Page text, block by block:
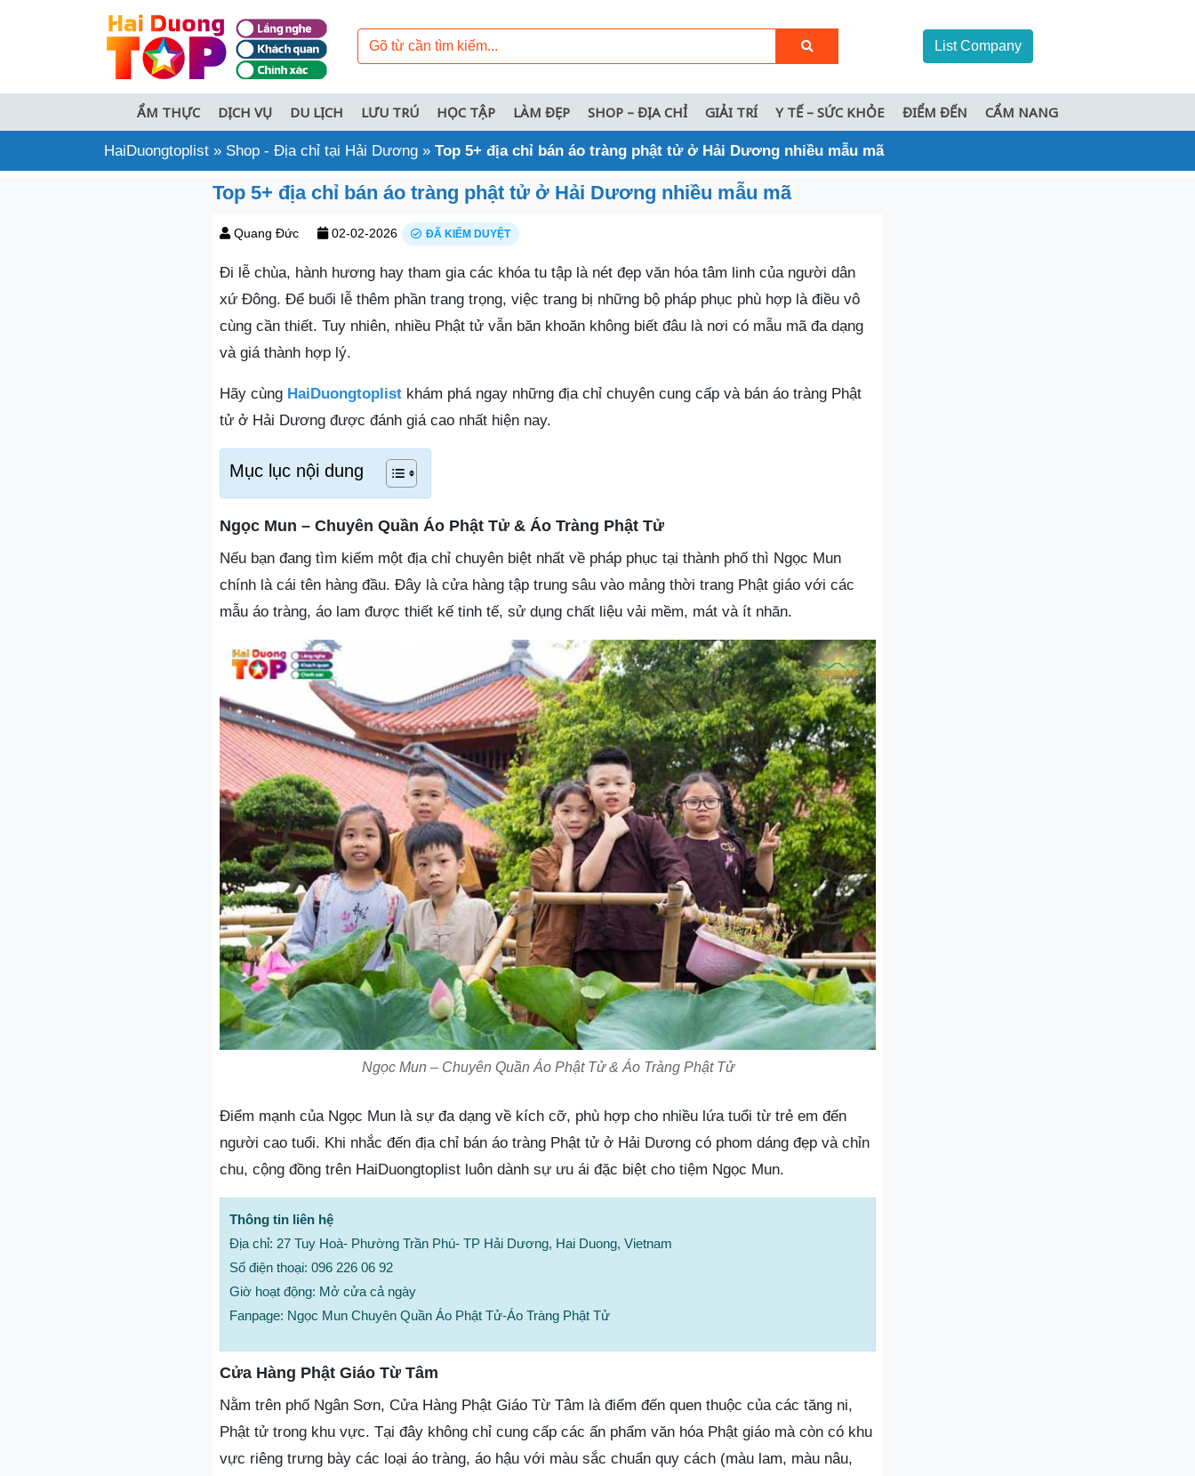
List Company
ẨM THỰC DỊCH VỤ DU LỊCH LƯU TRÚ HỌC TẬP LÀM ĐẸP SHOP – ĐỊA CHỈ GIẢI TRÍ Y TẾ – SỨC KHỎE ĐIỂM ĐẾN CẨM NANG
HaiDuongtoplist » Shop - Địa chỉ tại Hải Dương » Top 5+ địa chỉ bán áo tràng phật tử ở Hải Dương nhiều mẫu mã
Top 5+ địa chỉ bán áo tràng phật tử ở Hải Dương nhiều mẫu mã
Quang Đức 02-02-2026 ĐÃ KIỂM DUYỆT
Đi lễ chùa, hành hương hay tham gia các khóa tu tập là nét đẹp văn hóa tâm linh của người dân
xứ Đông. Để buổi lễ thêm phần trang trọng, việc trang bị những bộ pháp phục phù hợp là điều vô
cùng cần thiết. Tuy nhiên, nhiều Phật tử vẫn băn khoăn không biết đâu là nơi có mẫu mã đa dạng
và giá thành hợp lý.
Hãy cùng HaiDuongtoplist khám phá ngay những địa chỉ chuyên cung cấp và bán áo tràng Phật
tử ở Hải Dương được đánh giá cao nhất hiện nay.
Mục lục nội dung
Ngọc Mun – Chuyên Quần Áo Phật Tử & Áo Tràng Phật Tử
Nếu bạn đang tìm kiếm một địa chỉ chuyên biệt nhất về pháp phục tại thành phố thì Ngọc Mun
chính là cái tên hàng đầu. Đây là cửa hàng tập trung sâu vào mảng thời trang Phật giáo với các
mẫu áo tràng, áo lam được thiết kế tinh tế, sử dụng chất liệu vải mềm, mát và ít nhăn.
Ngọc Mun – Chuyên Quần Áo Phật Tử & Áo Tràng Phật Tử
Điểm mạnh của Ngọc Mun là sự đa dạng về kích cỡ, phù hợp cho nhiều lứa tuổi từ trẻ em đến
người cao tuổi. Khi nhắc đến địa chỉ bán áo tràng Phật tử ở Hải Dương có phom dáng đẹp và chỉn
chu, cộng đồng trên HaiDuongtoplist luôn dành sự ưu ái đặc biệt cho tiệm Ngọc Mun.
Thông tin liên hệ
Địa chỉ: 27 Tuy Hoà- Phường Trần Phú- TP Hải Dương, Hai Duong, Vietnam
Số điện thoại: 096 226 06 92
Giờ hoạt động: Mở cửa cả ngày
Fanpage: Ngọc Mun Chuyên Quần Áo Phật Tử-Áo Tràng Phật Tử
Cửa Hàng Phật Giáo Từ Tâm
Nằm trên phố Ngân Sơn, Cửa Hàng Phật Giáo Từ Tâm là điểm đến quen thuộc của các tăng ni,
Phật tử trong khu vực. Tại đây không chỉ cung cấp các ấn phẩm văn hóa Phật giáo mà còn có khu
vực riêng trưng bày các loại áo tràng, áo hậu với màu sắc chuẩn quy cách (màu lam, màu nâu,